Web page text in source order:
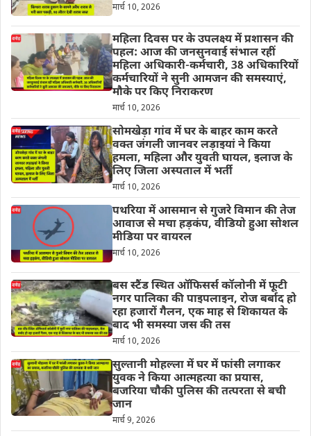
मार्च 10, 2026
महिला दिवस पर के उपलक्ष्य में प्रशासन की
पहल: आज की जनसुनवाई संभाल रहीं
महिला अधिकारी-कर्मचारी, 38 अधिकारियों
कर्मचारियों ने सुनी आमजन की समस्याएं,
मौके पर किए निराकरण
मार्च 10, 2026
सोमखेड़ा गांव में घर के बाहर काम करते
वक्त जंगली जानवर लड़ाइयां ने किया
हमला, महिला और युवती घायल, इलाज के
लिए जिला अस्पताल में भर्ती
मार्च 10, 2026
पथरिया में आसमान से गुजरे विमान की तेज
आवाज से मचा हड़कंप, वीडियो हुआ सोशल
मीडिया पर वायरल
मार्च 10, 2026
बस स्टैंड स्थित ऑफिसर्स कॉलोनी में फूटी
नगर पालिका की पाइपलाइन, रोज बर्बाद हो
रहा हजारों गैलन, एक माह से शिकायत के
बाद भी समस्या जस की तस
मार्च 10, 2026
सुल्तानी मोहल्ला में घर में फांसी लगाकर
युवक ने किया आत्महत्या का प्रयास,
बजरिया चौकी पुलिस की तत्परता से बची
जान
मार्च 9, 2026